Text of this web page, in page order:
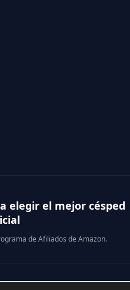
elegir el mejor césped
de Afiliados de Amazon.